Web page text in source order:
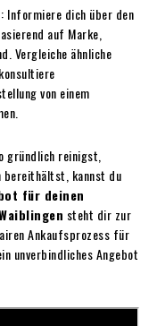
: Informiere dich über den
auf Marke,
Vergleiche ähnliche
von einem
gründlich reinigst,
bereithältst, kannst du
für deinen
steht dir zur
Ankaufsprozess für
unverbindliches Angebot